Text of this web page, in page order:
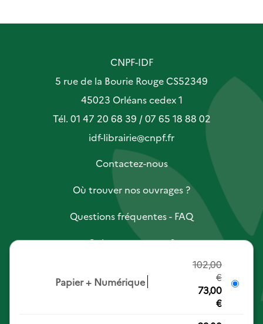
Papier+ Numérique
102,00
€
73,00
€
CNPF-IDF
5 rue de la Bourie Rouge CS52349
45023 Orléans cedex 1
Tél. 01 47 20 68 39 / 07 65 18 88 02
idf-librairie@cnpf.fr
Contactez-nous
Où trouver nos ouvrages ?
Questions fréquentes - FAQ
Qui sommes-nous ?